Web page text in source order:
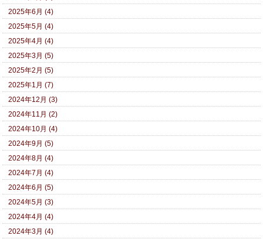
2025年6月 (4)
2025年5月 (4)
2025年4月 (4)
2025年3月 (5)
2025年2月 (5)
2025年1月 (7)
2024年12月 (3)
2024年11月 (2)
2024年10月 (4)
2024年9月 (5)
2024年8月 (4)
2024年7月 (4)
2024年6月 (5)
2024年5月 (3)
2024年4月 (4)
2024年3月 (4)